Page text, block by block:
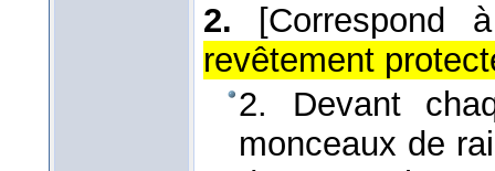
2.
[Correspond
revêtement
2. Devant
monceaux de